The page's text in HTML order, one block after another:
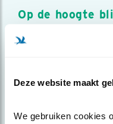
Deze website maakt
We gebruiken cookies
Op de hoogte
Meld je aan en
over vogels en